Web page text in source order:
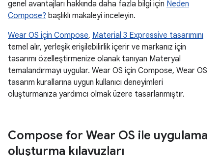
genel avantajları hakkında daha fazla bilgi için Neden
Compose? başlıklı makaleyi inceleyin.
Wear OS için Compose, Material 3 Expressive tasarımını
temel alır, yerleşik erişilebilirlik içerir ve markanız için
tasarımı özelleştirmenize olanak tanıyan Materyal
temalandırmayı uygular. Wear OS için Compose, Wear OS
tasarım kurallarına uygun kullanıcı deneyimleri
oluşturmanıza yardımcı olmak üzere tasarlanmıştır.
Compose for Wear OS ile uygulama
oluşturma kılavuzları